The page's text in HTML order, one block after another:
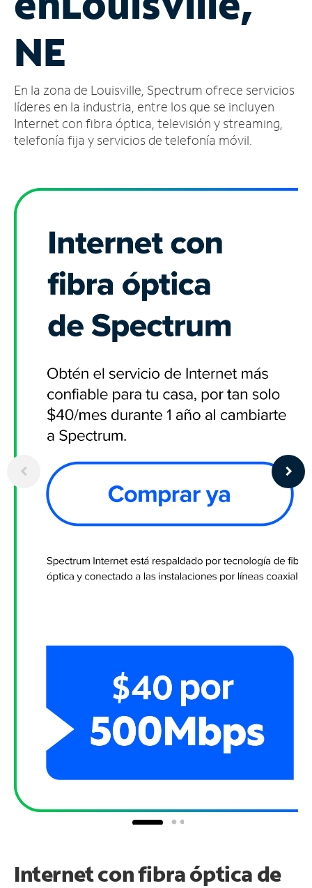
cuenta
Encuentra
tienda
NE
En la zona de Louisville, Spectrum ofrece servicios
líderes en la industria, entre los que se incluyen
Internet con fibra óptica, televisión y streaming,
telefonía fija y servicios de telefonía móvil.
Internet con fibra óptica de